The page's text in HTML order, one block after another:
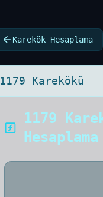
Karekök Hesaplama
1179 Karekökü
1179
Hesaplama